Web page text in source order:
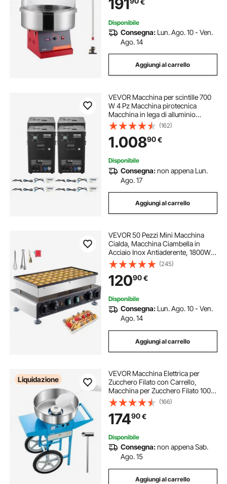
Zucchero Filato
191
Disponibile
Consegna: Lun. Ago. 10 - Ven.
Ago. 14
Aggiungi al carrello
VEVOR Macchina per scintille 700
W 4 Pz Macchina pirotecnica
Macchina in lega di alluminio
Controllore DMX Regolabile 2-5m
Macchina per scintille fredde 7 min
spettacoli DJ, feste
(162)
1.00890€
Disponibile
Consegna:non appena Lun.
Ago. 17
Aggiungi al carrello
VEVOR 50 Pezzi Mini Macchina
Cialda, Macchina Ciambella in
Acciaio Inox Antiaderente, 1800W
Elettrica Padella per Grigliare,
Doppia Temperatura e Controllo del
Tempo, per Ristorante
(245)
12090€
Disponibile
Consegna: Lun. Ago. 10 - Ven.
Ago. 14
Aggiungi al carrello
Liquidazione
VEVOR Macchina Elettrica per
Zucchero Filato con Carrello,
Macchina per Zucchero Filato 1000
W con Ciotola in Acciaio Inox 52
cm, Misurino per Zucchero
Cassetto, per Compleanni, Feste,
Blu
(166)
17490€
Disponibile
Consegna:non appena Sab.
Ago. 15
Aggiungi al carrello